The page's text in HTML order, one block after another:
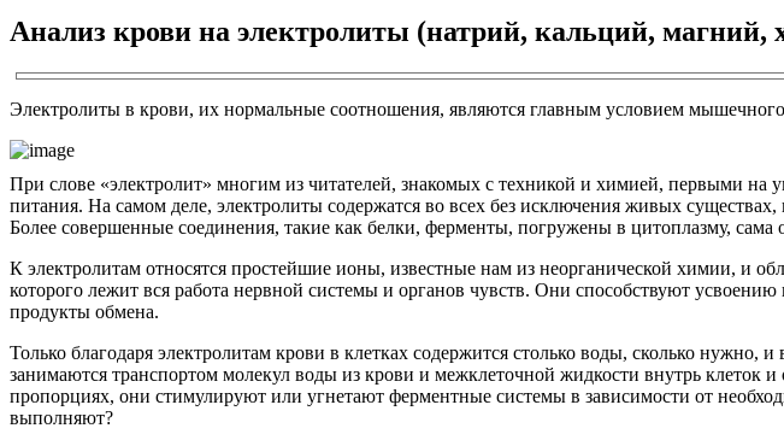
Анализ крови на электролиты (натрий, кальций, магний,
Электролиты в крови, их нормальные соотношения, являются главным условием
При слове «электролит» многим из читателей, знакомых с техникой и химией, первыми на
питания. На самом деле, электролиты содержатся во всех без исключения живых
Более совершенные соединения, такие как белки, ферменты, погружены в цитоплазму, сама
К электролитам относятся простейшие ионы, известные нам из неорганической химии, и
которого лежит вся работа нервной системы и органов чувств. Они способствуют
продукты обмена.
Только благодаря электролитам крови в клетках содержится столько воды, сколько
занимаются транспортом молекул воды из крови и межклеточной жидкости внутрь клеток
пропорциях, они стимулируют или угнетают ферментные системы в зависимости от
выполняют?